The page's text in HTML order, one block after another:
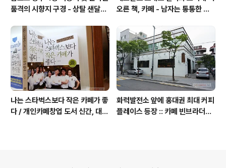
품격의 시향지 구경 - 상탈 샌달우
노
오른 책, 카페 - 남자는 통통한 여
나는 스타벅스보다 작은 카페가 좋
다 / 개인카페창업 도서 신간, 대전
화력발전소 앞에 홍대권 최대 커피
플레이스 등장 :: 카페 빈브라더스